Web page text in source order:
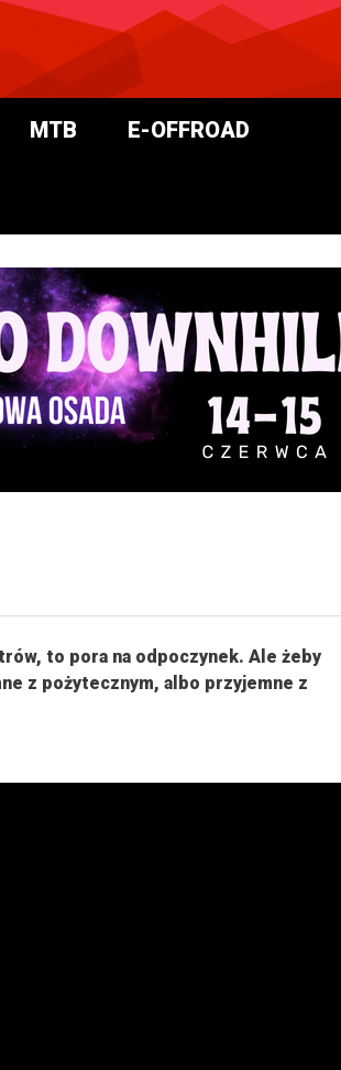
MTB E-OFFROAD
to pora na odpoczynek. Ale żeby
z pożytecznym, albo przyjemne z